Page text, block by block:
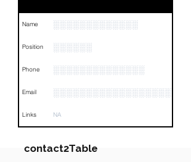
Name ░░░░░░░░░░░░░
Position ░░░░░░
Phone ░░░░░░░░░░░░░░
Email
Links NA
contact2Table